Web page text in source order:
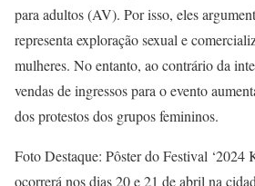
para adultos (AV). Por isso, eles
representa exploração sexual e
mulheres. No entanto, ao contrário da
vendas de ingressos para o evento
dos protestos dos grupos femininos.
Foto Destaque: Pôster do Festival ‘2024
ocorrerá nos dias 20 e 21 de abril na